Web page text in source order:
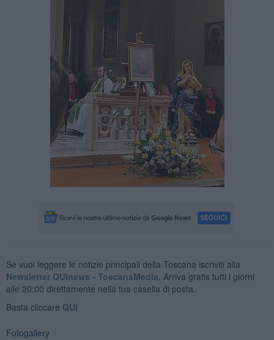
Se vuoi leggere le notizie principali della Toscana iscriviti alla
Newsletter QUInews - ToscanaMedia. Arriva gratis tutti i giorni
alle 20:00 direttamente nella tua casella di posta.
Basta cliccare QUI
Fotogallery